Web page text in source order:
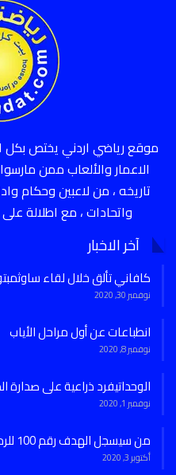
موقع رياضي اردني يختص بكل
تاريخه ، من لاعبين وحكام
واتحادات ، مع اطلالة على
آخر الاخبار
كافاني تألق خلال لقاء
نوفمبر 30, 2020
انطباعات عن أول مراحل الأياب
نوفمبر 8, 2020
الوحداتيفرد ذراعية على صدارة
نوفمبر 1, 2020
من سيسجل الهدف رقم 100 للرمثا بشباك الجزيرة !!
أكتوبر 3, 2020